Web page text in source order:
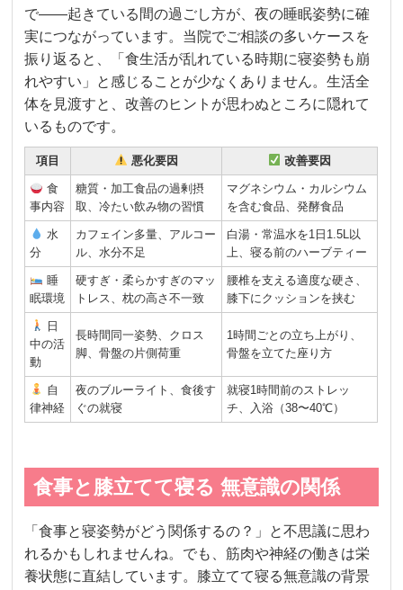
で——起きている間の過ごし方が、夜の睡眠姿勢に確
実につながっています。当院でご相談の多いケースを
振り返ると、「食生活が乱れている時期に寝姿勢も崩
れやすい」と感じることが少なくありません。生活全
体を見渡すと、改善のヒントが思わぬところに隠れて
いるものです。
項目 悪化要因 改善要因
食
事内容
糖質・加工食品の過剰摂
取、冷たい飲み物の習慣
マグネシウム・カルシウム
を含む食品、発酵食品
水
分
カフェイン多量、アルコー
ル、水分不足
白湯・常温水を1日1.5L以
上、寝る前のハーブティー
睡
眠環境
硬すぎ・柔らかすぎのマッ
トレス、枕の高さ不一致
腰椎を支える適度な硬さ、
膝下にクッションを挟む
日
中の活
動
長時間同一姿勢、クロス
脚、骨盤の片側荷重
1時間ごとの立ち上がり、
骨盤を立てた座り方
自
律神経
夜のブルーライト、食後す
ぐの就寝
就寝1時間前のストレッ
チ、入浴（38〜40℃）
食事と膝立てて寝る 無意識の関係
「食事と寝姿勢がどう関係するの？」と不思議に思わ
れるかもしれませんね。でも、筋肉や神経の働きは栄
養状態に直結しています。膝立てて寝る無意識の背景